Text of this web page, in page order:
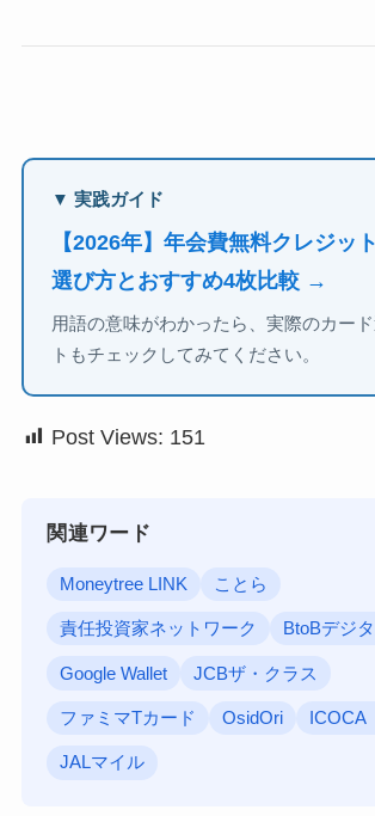
▼ 実践ガイド
【2026年】年会費無料クレジッ
選び方とおすすめ4枚比較 →
用語の意味がわかったら、実際のカー
トもチェックしてみてください。
Post Views: 151
関連ワード
Moneytree LINK ことら
責任投資家ネットワーク BtoBデジ
Google Wallet JCBザ・クラス
ファミマTカード OsidOri ICOCA
JALマイル